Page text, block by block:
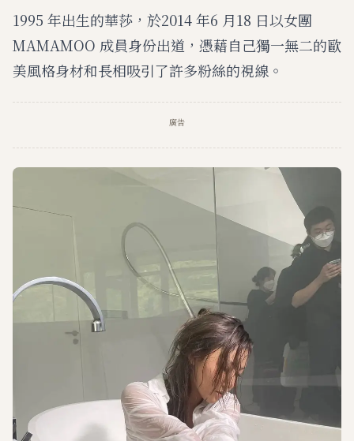
1995 年出生的華莎，於2014 年6 月18 日以女團
MAMAMOO 成員身份出道，憑藉自己獨一無二的歐
美風格身材和長相吸引了許多粉絲的視線。
廣告